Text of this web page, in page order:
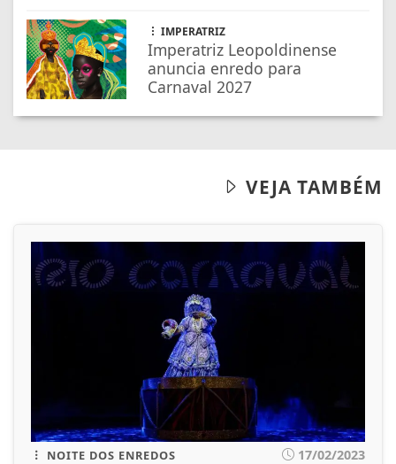
IMPERATRIZ
Imperatriz Leopoldinense
anuncia enredo para
Carnaval 2027
VEJA TAMBÉM
NOITE DOS ENREDOS 17/02/2023